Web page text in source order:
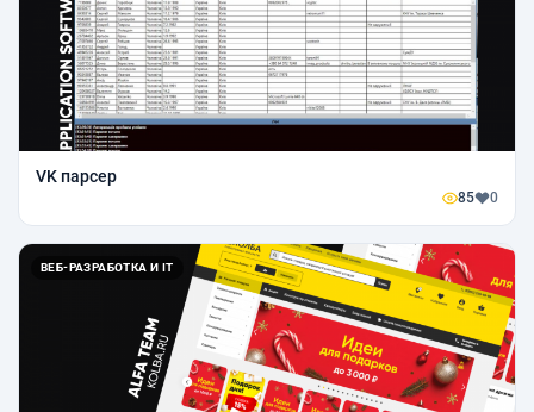
VK парсер
85 0
ВЕБ-РАЗРАБОТКА И IT